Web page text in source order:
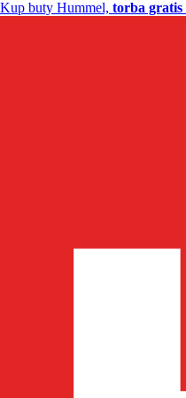
Kup buty Hummel, torba gratis